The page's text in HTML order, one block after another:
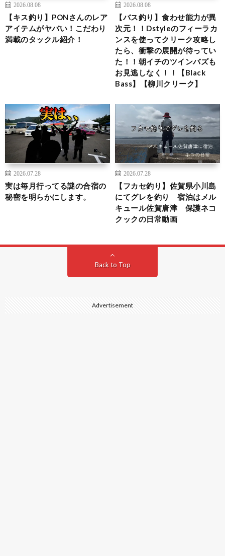
2026.08.08
【キス釣り】PONさんのレア
アイテムがヤバい！こだわり
満載のタックル紹介！
2026.08.08
【バス釣り】食わせ能力が異
次元！！Dstyleのフィーラカ
ンスを使ってクリーク攻略し
たら、衝撃の展開が待ってい
た！！朝イチのツインバズも
お見逃しなく！！【Black
Bass】【柳川クリーク】
2026.07.28
実は毎月行ってる謎の合宿の
秘密を明らかにします。
2026.07.28
【フカセ釣り】佐賀県小川島
にてグレを釣り 宿泊はメル
キュール佐賀唐津 保護ネコ
クックの日常動画
Back to Top
Advertisement